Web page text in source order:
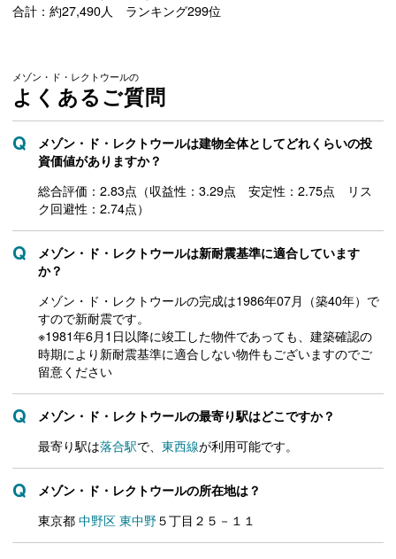
合計：約27,490人 ランキング299位
メゾン・ド・レクトウールの
よくあるご質問
メゾン・ド・レクトウールは建物全体としてどれくらいの投
資価値がありますか？
総合評価：2.83点（収益性：3.29点 安定性：2.75点 リス
ク回避性：2.74点）
メゾン・ド・レクトウールは新耐震基準に適合しています
か？
メゾン・ド・レクトウールの完成は1986年07月（築40年）で
すので新耐震です。
※1981年6月1日以降に竣工した物件であっても、建築確認の
時期により新耐震基準に適合しない物件もございますのでご
留意ください
メゾン・ド・レクトウールの最寄り駅はどこですか？
最寄り駅は落合駅で、 東西線が利用可能です。
メゾン・ド・レクトウールの所在地は？
東京都 中野区 東中野５丁目２５－１１